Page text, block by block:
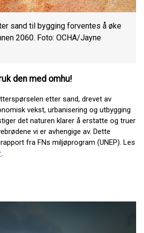
sand til bygging forventes å øke
2060. Foto: OCHA/Jayne
den med omhu!
etter sand, drevet av
vekst, urbanisering og utbygging
det naturen klarer å erstatte og truer
vi er avhengige av. Dette
fra FNs miljøprogram (UNEP). Les
.